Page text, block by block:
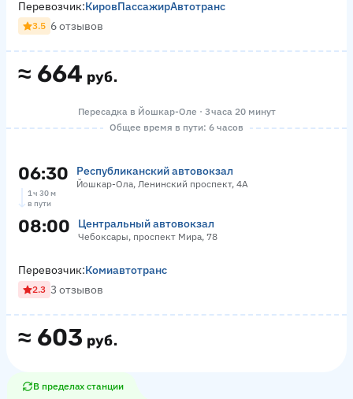
≈ 664 руб.
Перевозчик:КировПассажирАвтотранс
3.5 6 отзывов
Пересадка в Йошкар-Оле · 3 часа 20 минут
Общее время в пути: 6 часов
06:30 Республиканский автовокзал
Йошкар-Ола, Ленинский проспект, 4А
1 ч 30 м
в пути
08:00 Центральный автовокзал
Чебоксары, проспект Мира, 78
≈ 603 руб.
Перевозчик:Комиавтотранс
2.3 3 отзывов
В пределах станции